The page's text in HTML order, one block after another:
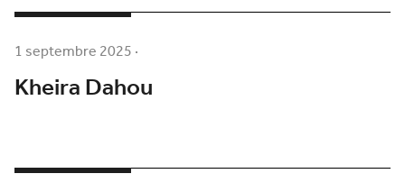
1 septembre 2025·
Kheira Dahou